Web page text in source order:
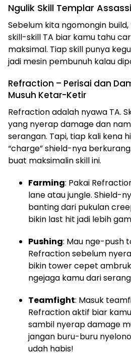
Ngulik Skill Templar
Sebelum kita ngomongin
skill-skill TA biar kamu tahu
maksimal. Tiap skill punya
jadi mesin pembunuh kalau
Refraction – Perisai dan
Musuh Ketar-Ketir
Refraction adalah nyawa TA.
yang nyerap damage dan
serangan. Tapi, tiap kali kena
“charge” shield-nya
buat maksimalin skill ini.
Farming: Pakai
lane atau jungle. Shield-
banting dari pukulan
bikin last hit jadi lebih
Pushing: Mau nge-push
Refraction sebelum
bikin tower cepet
ngejaga kamu dari
Teamfight: Masuk
Refraction aktif biar
sambil nyerap damage
jangan buru-buru
udah habis!